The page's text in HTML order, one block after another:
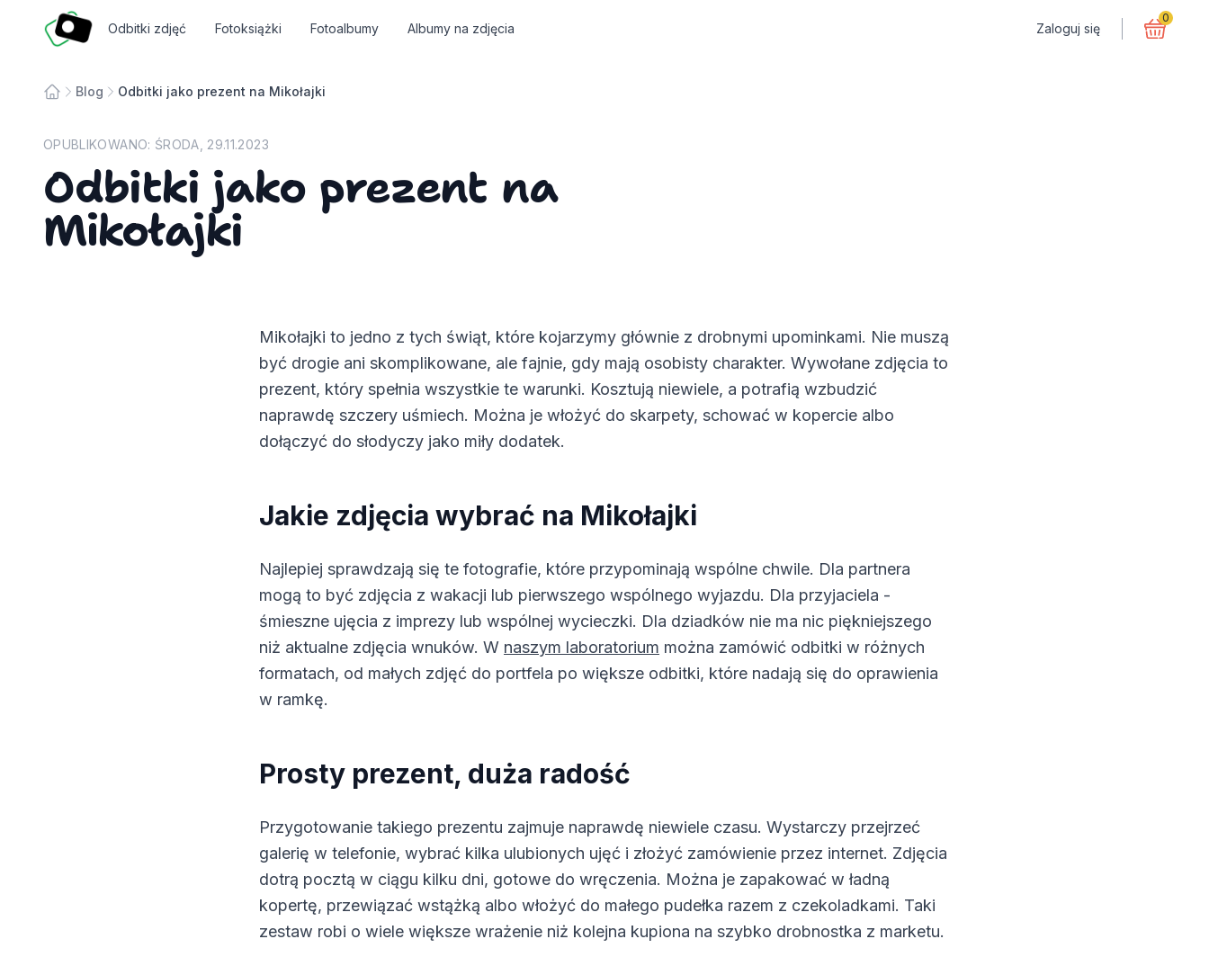
Fotosmart
Odbitki zdjęć Fotoksiążki Fotoalbumy Albumy na zdjęcia Zaloguj się
0
Blog Odbitki jako prezent na Mikołajki
OPUBLIKOWANO: ŚRODA, 29.11.2023
Odbitki jako prezent na
Mikołajki
Mikołajki to jedno z tych świąt, które kojarzymy głównie z drobnymi upominkami. Nie muszą
być drogie ani skomplikowane, ale fajnie, gdy mają osobisty charakter. Wywołane zdjęcia to
prezent, który spełnia wszystkie te warunki. Kosztują niewiele, a potrafią wzbudzić
naprawdę szczery uśmiech. Można je włożyć do skarpety, schować w kopercie albo
dołączyć do słodyczy jako miły dodatek.
Jakie zdjęcia wybrać na Mikołajki
Najlepiej sprawdzają się te fotografie, które przypominają wspólne chwile. Dla partnera
mogą to być zdjęcia z wakacji lub pierwszego wspólnego wyjazdu. Dla przyjaciela -
śmieszne ujęcia z imprezy lub wspólnej wycieczki. Dla dziadków nie ma nic piękniejszego
niż aktualne zdjęcia wnuków. W naszym laboratorium można zamówić odbitki w różnych
formatach, od małych zdjęć do portfela po większe odbitki, które nadają się do oprawienia
w ramkę.
Prosty prezent, duża radość
Przygotowanie takiego prezentu zajmuje naprawdę niewiele czasu. Wystarczy przejrzeć
galerię w telefonie, wybrać kilka ulubionych ujęć i złożyć zamówienie przez internet. Zdjęcia
dotrą pocztą w ciągu kilku dni, gotowe do wręczenia. Można je zapakować w ładną
kopertę, przewiązać wstążką albo włożyć do małego pudełka razem z czekoladkami. Taki
zestaw robi o wiele większe wrażenie niż kolejna kupiona na szybko drobnostka z marketu.